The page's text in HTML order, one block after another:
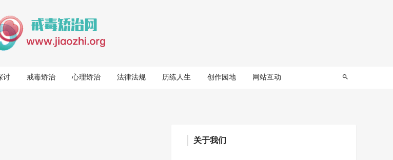
讨 戒毒矫治 心理矫治 法律法规 历练人生 创作园地 网站互动
关于我们